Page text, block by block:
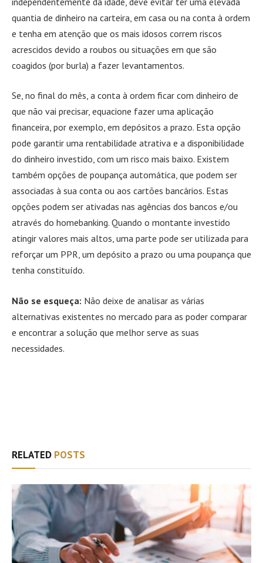
quantia de dinheiro na carteira, em casa ou na conta à ordem
e tenha em atenção que os mais idosos correm riscos
acrescidos devido a roubos ou situações em que são
coagidos (por burla) a fazer levantamentos.
Se, no final do mês, a conta à ordem ficar com dinheiro de
que não vai precisar, equacione fazer uma aplicação
financeira, por exemplo, em depósitos a prazo. Esta opção
pode garantir uma rentabilidade atrativa e a disponibilidade
do dinheiro investido, com um risco mais baixo. Existem
também opções de poupança automática, que podem ser
associadas à sua conta ou aos cartões bancários. Estas
opções podem ser ativadas nas agências dos bancos e/ou
através do homebanking. Quando o montante investido
atingir valores mais altos, uma parte pode ser utilizada para
reforçar um PPR, um depósito a prazo ou uma poupança que
tenha constituído.
Não se esqueça: Não deixe de analisar as várias
alternativas existentes no mercado para as poder comparar
e encontrar a solução que melhor serve as suas
necessidades.
RELATED POSTS